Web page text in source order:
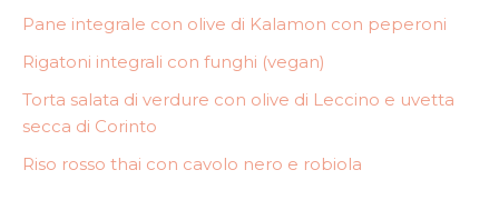
Pane integrale con olive di Kalamon con peperoni
Rigatoni integrali con funghi (vegan)
Torta salata di verdure con olive di Leccino e uvetta
secca di Corinto
Riso rosso thai con cavolo nero e robiola